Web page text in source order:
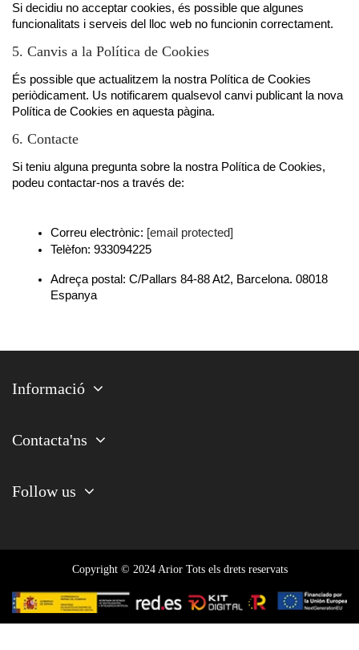
Si decidiu no acceptar cookies, és possible que algunes
funcionalitats i serveis del lloc web no funcionin correctament.
5. Canvis a la Política de Cookies
És possible que actualitzem la nostra Política de Cookies
periòdicament. Us notificarem qualsevol canvi publicant la nova
Política de Cookies en aquesta pàgina.
6. Contacte
Si teniu alguna pregunta sobre la nostra Política de Cookies,
podeu contactar-nos a través de:
Correu electrònic: [email protected]
Telèfon: 933094225
Adreça postal: C/Pallars 84-88 At2, Barcelona. 08018
Espanya
Informació
Contacta'ns
Follow us
Copyright © 2024 Arior Tots els drets reservats